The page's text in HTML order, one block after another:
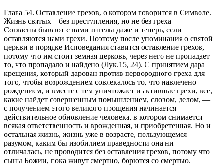
Глава 54. Оставление грехов, о котором говорится в Символе.
Жизнь святых – без преступления, но не без греха
Согласны бывают с нами ангелы даже и теперь, если
оставляются нами грехи. Поэтому после упоминания о святой
церкви в порядке Исповедания ставится оставление грехов,
потому что им стоит земная церковь, через него не пропадает
то, что пропадало и найдено (Лук.15, 24). С принятием дара
крещения, который дарован против первородного греха для
того, чтобы возрождением совлекалось то, что навлечено
рождением, и вместе с тем уничтожает и активные грехи, все,
какие найдет совершенным помышлением, словом, делом, —
с получением этого великого прощения начинается
действительное обновление человека, в котором снимается
всякая ответственность и врожденная, и приобретенная. Но и
остальная жизнь, жизнь уже в возрасте, пользующемся
разумом, каким бы изобилием праведности она ни
отличалась, не проводится без оставления грехов, потому что
сыны Божии, пока живут смертно, борются со смертью.